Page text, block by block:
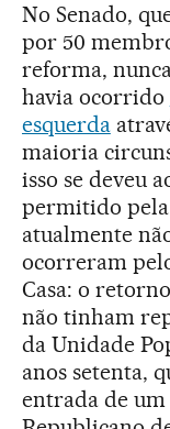
No Senado,
por 50
reforma,
havia ocorrido
esquerda
maioria
isso se deveu
permitido pela
atualmente
ocorreram
Casa: o
não tinham
da Unidade
anos setenta,
entrada de